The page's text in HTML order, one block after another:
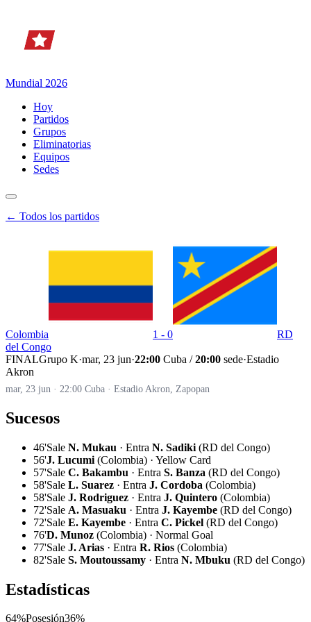
Mundial 2026
Hoy
Partidos
Grupos
Eliminatorias
Equipos
Sedes
← Todos los partidos
Colombia 1 - 0
RD
del Congo
FINALGrupo K·mar, 23 jun·22:00 Cuba /20:00 sede·Estadio
Akron
mar, 23 jun · 22:00 Cuba · Estadio Akron, Zapopan
Sucesos
46'Sale N. Mukau · Entra N. Sadiki (RD del Congo)
56'J. Lucumi (Colombia) · Yellow Card
57'Sale C. Bakambu · Entra S. Banza (RD del Congo)
58'Sale L. Suarez · Entra J. Cordoba (Colombia)
58'Sale J. Rodriguez · Entra J. Quintero (Colombia)
72'Sale A. Masuaku · Entra J. Kayembe (RD del Congo)
72'Sale E. Kayembe · Entra C. Pickel (RD del Congo)
76'D. Munoz (Colombia) · Normal Goal
77'Sale J. Arias · Entra R. Rios (Colombia)
82'Sale S. Moutoussamy · Entra N. Mbuku (RD del Congo)
Estadísticas
64%Posesión36%